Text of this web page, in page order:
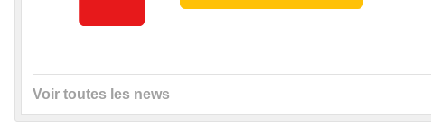
Voir toutes les news